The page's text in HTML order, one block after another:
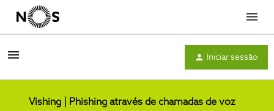
Menu
Iniciar sessão
Vishing | Phishing através de chamadas de voz